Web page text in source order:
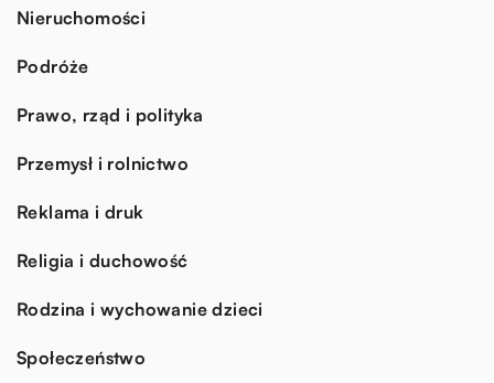
Nieruchomości
Podróże
Prawo, rząd i polityka
Przemysł i rolnictwo
Reklama i druk
Religia i duchowość
Rodzina i wychowanie dzieci
Społeczeństwo